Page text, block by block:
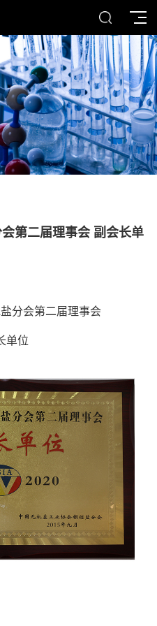
第二届理事会 副会长单
分会第二届理事会
单位